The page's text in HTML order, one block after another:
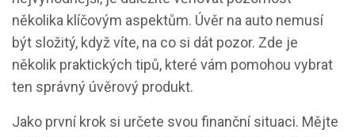
několika klíčovým aspektům. Úvěr na auto nemusí
být složitý, když víte, na co si dát pozor. Zde je
několik praktických tipů, které vám pomohou vybrat
ten správný úvěrový produkt.
Jako první krok si určete svou finanční situaci. Mějte